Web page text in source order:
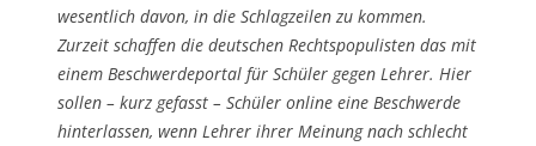
wesentlich davon, in die Schlagzeilen zu kommen.
Zurzeit schaffen die deutschen Rechtspopulisten das mit
einem Beschwerdeportal für Schüler gegen Lehrer. Hier
sollen – kurz gefasst – Schüler online eine Beschwerde
hinterlassen, wenn Lehrer ihrer Meinung nach schlecht